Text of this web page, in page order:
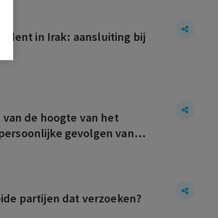
in Irak: aansluiting bij
de hoogte van het
gevolgen van
partijen dat verzoeken?